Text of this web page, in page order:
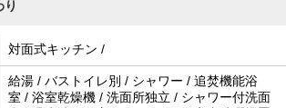
対面式キッチン /
給湯 / バストイレ別 / シャワー / 追焚機能浴
室 / 浴室乾燥機 / 洗面所独立 / シャワー付洗面